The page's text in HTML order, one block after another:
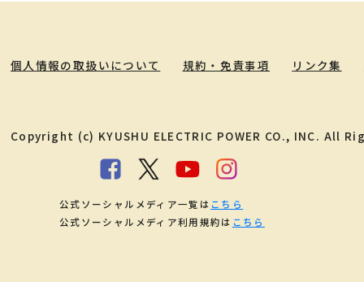
個人情報の取扱いについて 規約・免責事項 リンク集
Copyright (c) KYUSHU ELECTRIC POWER CO., INC. All
公式ソーシャルメディア一覧は こちら
公式ソーシャルメディア利用規約は こちら